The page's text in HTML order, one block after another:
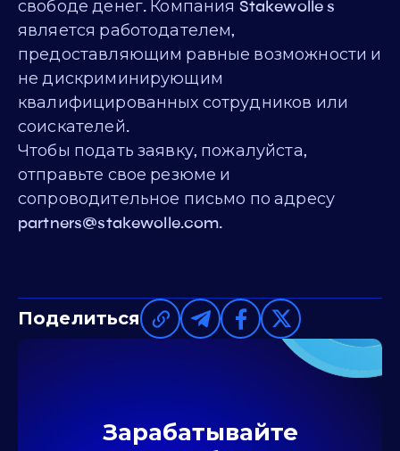
свободе денег. Компания Stakewolle s
является работодателем,
предоставляющим равные возможности и
не дискриминирующим
квалифицированных сотрудников или
соискателей.
Чтобы подать заявку, пожалуйста,
отправьте свое резюме и
сопроводительное письмо по адресу
partners@stakewolle.com.
Поделиться
Зарабатывайте